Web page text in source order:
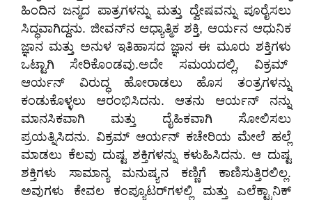
ಹಿಂದಿನ ಜನ್ಮದ ಪಾತ್ರಗಳನ್ನು ಮತ್ತು ದ್ವೇಷವನ್ನು ಪೂರೈಸಲು
ಸಿದ್ಧವಾಗಿದ್ದನು. ಜೀವನ್‌ನ ಆಧ್ಯಾತ್ಮಿಕ ಶಕ್ತಿ, ಆರ್ಯನ ಆಧುನಿಕ
ಜ್ಞಾನ ಮತ್ತು ಅನುಳ ಇತಿಹಾಸದ ಜ್ಞಾನ ಈ ಮೂರು ಶಕ್ತಿಗಳು
ಒಟ್ಟಾಗಿ ಸೇರಿಕೊಂಡವು.​ಅದೇ ಸಮಯದಲ್ಲಿ, ವಿಕ್ರಮ್‌
ಆರ್ಯನ್ ವಿರುದ್ಧ ಹೋರಾಡಲು ಹೊಸ ತಂತ್ರಗಳನ್ನು
ಕಂಡುಕೊಳ್ಳಲು ಆರಂಭಿಸಿದನು. ಆತನು ಆರ್ಯನ್ ನನ್ನು
ಮಾನಸಿಕವಾಗಿ ಮತ್ತು ದೈಹಿಕವಾಗಿ ಸೋಲಿಸಲು
ಪ್ರಯತ್ನಿಸಿದನು. ವಿಕ್ರಮ್‌ ಆರ್ಯನ್ ಕಚೇರಿಯ ಮೇಲೆ ಹಲ್ಲೆ
ಮಾಡಲು ಕೆಲವು ದುಷ್ಟ ಶಕ್ತಿಗಳನ್ನು ಕಳುಹಿಸಿದನು. ಆ ದುಷ್ಟ
ಶಕ್ತಿಗಳು ಸಾಮಾನ್ಯ ಮನುಷ್ಯನ ಕಣ್ಣಿಗೆ ಕಾಣಿಸುತ್ತಿರಲಿಲ್ಲ.
ಅವುಗಳು ಕೇವಲ ಕಂಪ್ಯೂಟರ್‌ಗಳಲ್ಲಿ ಮತ್ತು ಎಲೆಕ್ಟ್ರಾನಿಕ್